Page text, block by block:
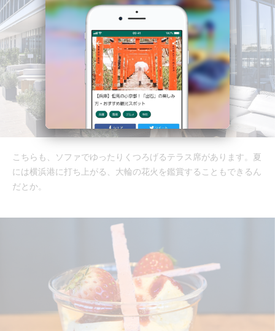
こちらも、ソファでゆったりくつろげるテラス席があります。夏
には横浜港に打ち上がる、大輪の花火を鑑賞することもできるん
だとか。